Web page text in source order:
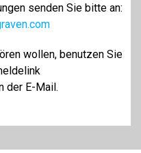
senden Sie bitte an:
wollen, benutzen Sie
der E-Mail.